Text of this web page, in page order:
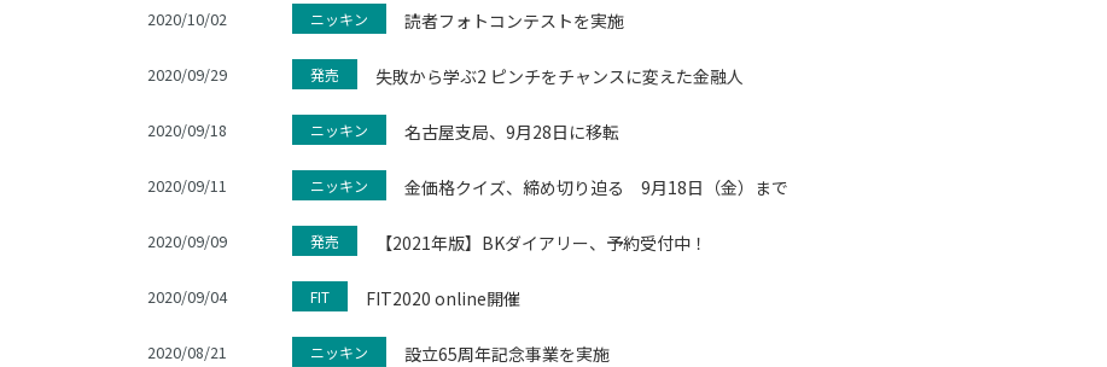
2020/10/02 ニッキン 読者フォトコンテストを実施
2020/09/29 発売 失敗から学ぶ2 ピンチをチャンスに変えた金融人
2020/09/18 ニッキン 名古屋支局、9月28日に移転
2020/09/11 ニッキン 金価格クイズ、締め切り迫る 9月18日（金）まで
2020/09/09 発売 【2021年版】BKダイアリー、予約受付中！
2020/09/04 FIT FIT2020 online開催
2020/08/21 ニッキン 設立65周年記念事業を実施